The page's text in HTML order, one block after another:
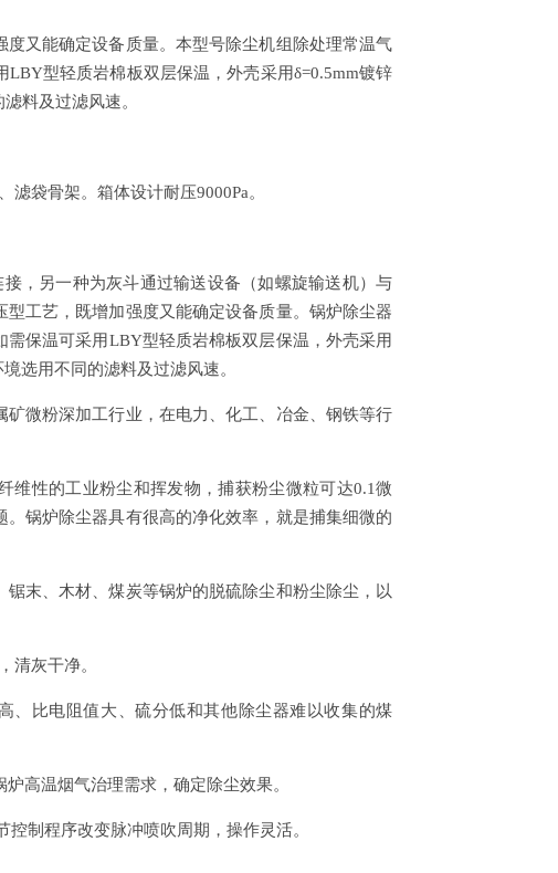
又能确定设备质量。本型号除尘机组除处理常温气
型轻质岩棉板双层保温，外壳采用δ=0.5mm镀锌
料及过滤风速。
袋骨架。箱体设计耐压9000Pa。
，另一种为灰斗通过输送设备（如螺旋输送机）与
工艺，既增加强度又能确定设备质量。锅炉除尘器
保温可采用LBY型轻质岩棉板双层保温，外壳采用
选用不同的滤料及过滤风速。
微粉深加工行业，在电力、化工、冶金、钢铁等行
维性的工业粉尘和挥发物，捕获粉尘微粒可达0.1微
锅炉除尘器具有很高的净化效率，就是捕集细微的
末、木材、煤炭等锅炉的脱硫除尘和粉尘除尘，以
清灰干净。
、比电阻值大、硫分低和其他除尘器难以收集的煤
高温烟气治理需求，确定除尘效果。
制程序改变脉冲喷吹周期，操作灵活。